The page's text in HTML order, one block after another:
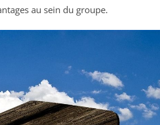
au sein du groupe.